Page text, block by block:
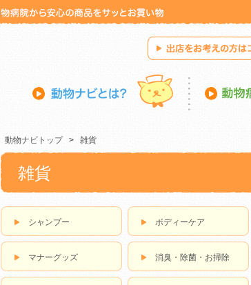
動物ナビトップ > 雑貨
雑貨
シャンプー ボディーケア
マナーグッズ 消臭・除菌・お掃除